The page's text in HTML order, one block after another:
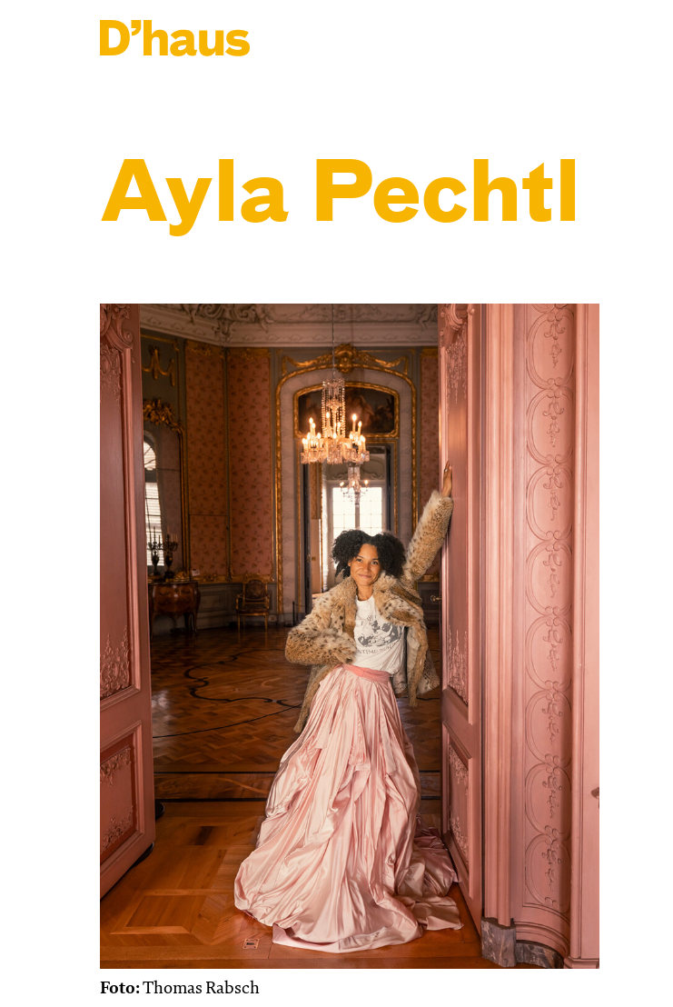
Ayla Pechtl
Foto:Thomas Rabsch